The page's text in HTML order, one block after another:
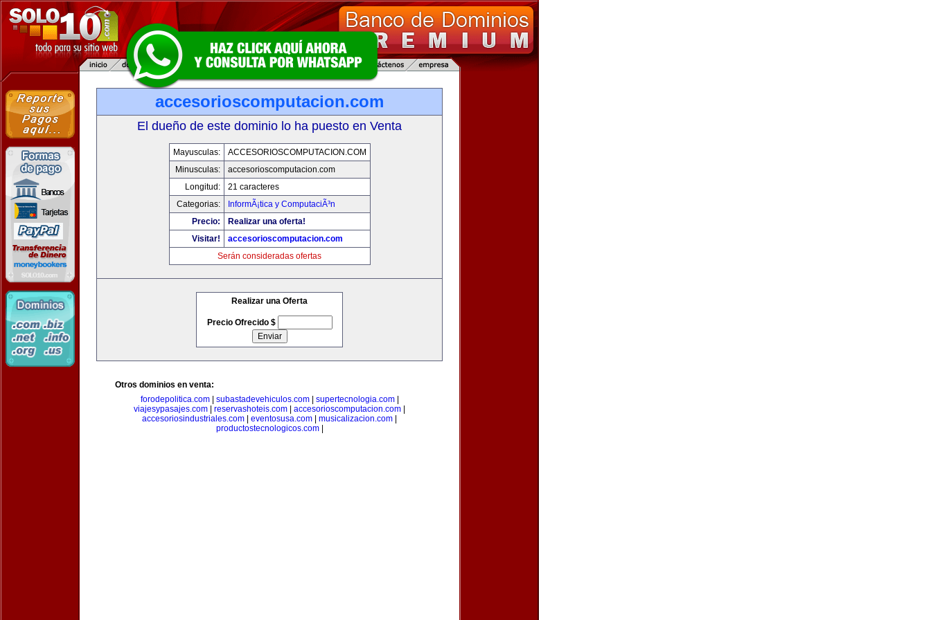
accesorioscomputacion.com
El dueño de este dominio lo ha puesto en Venta
Mayusculas:
ACCESORIOSCOMPUTACION.COM
Minusculas:
accesorioscomputacion.com
Longitud:
21 caracteres
Categorias:
InformÃ¡tica y ComputaciÃ³n
Precio:
Realizar una oferta!
Visitar!
accesorioscomputacion.com
Serán consideradas ofertas
Realizar una Oferta
Precio Ofrecido $
Otros dominios en venta:
forodepolitica.com| subastadevehiculos.com| supertecnologia.com|
viajesypasajes.com
reservashoteis.com accesorioscomputacion.com
accesoriosindustriales.com
eventosusa.com musicalizacion.com
productostecnologicos.com|